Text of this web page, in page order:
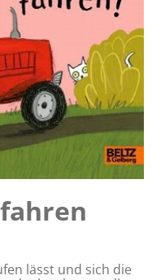
lässt und sich die